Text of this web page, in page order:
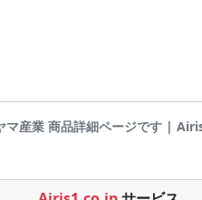
マ産業 商品詳細ページです |